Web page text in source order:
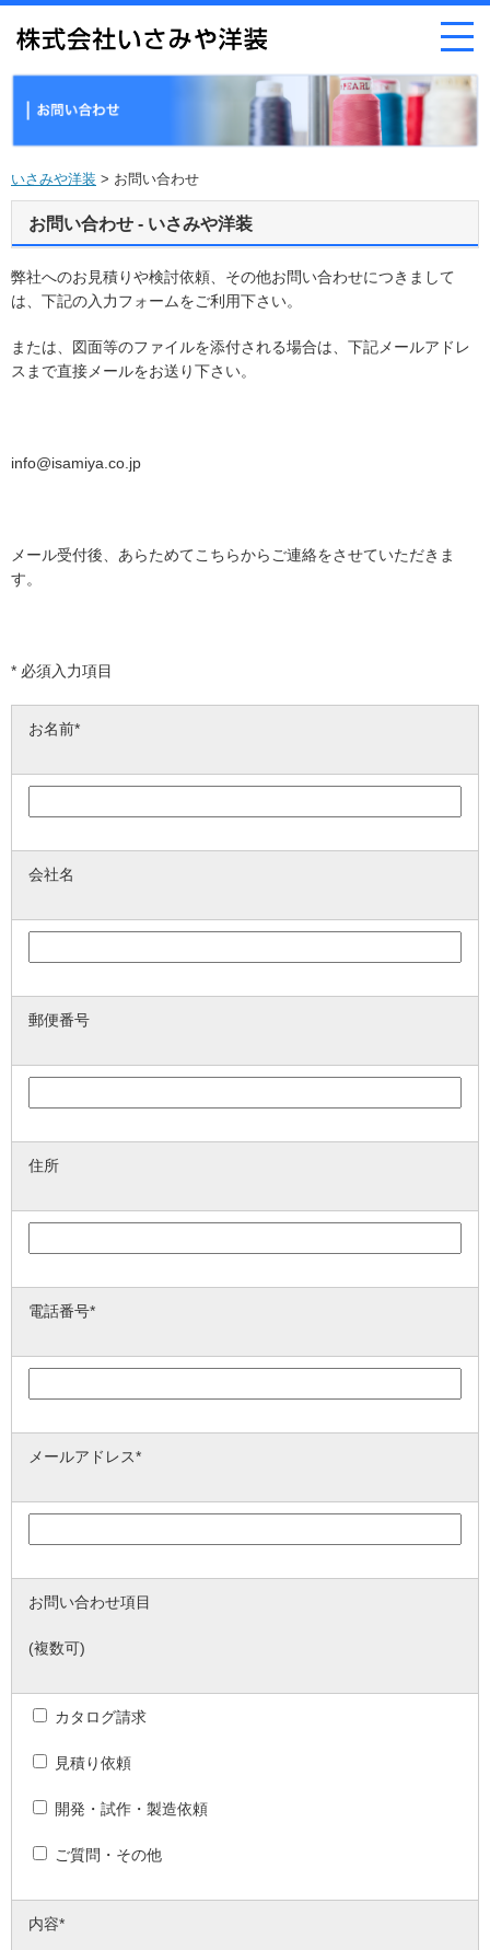
いさみや洋装 > お問い合わせ
お問い合わせ - いさみや洋装
弊社へのお見積りや検討依頼、その他お問い合わせにつきまして
は、下記の入力フォームをご利用下さい。
または、図面等のファイルを添付される場合は、下記メールアドレ
スまで直接メールをお送り下さい。
info@isamiya.co.jp
メール受付後、あらためてこちらからご連絡をさせていただきま
す。
* 必須入力項目
お名前*
会社名
郵便番号
住所
電話番号*
メールアドレス*
お問い合わせ項目
(複数可)
カタログ請求
見積り依頼
開発・試作・製造依頼
ご質問・その他
内容*